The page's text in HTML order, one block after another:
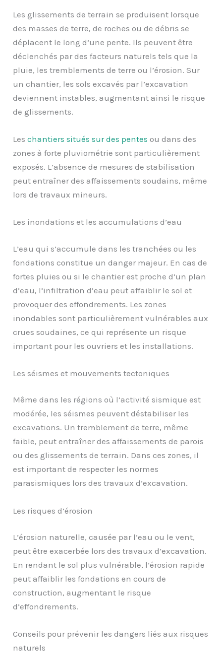
Les glissements de terrain se produisent lorsque
des masses de terre, de roches ou de débris se
déplacent le long d’une pente. Ils peuvent être
déclenchés par des facteurs naturels tels que la
pluie, les tremblements de terre ou l’érosion. Sur
un chantier, les sols excavés par l’excavation
deviennent instables, augmentant ainsi le risque
de glissements.
Leschantiers situés sur des pentes ou dans des
zones à forte pluviométrie sont particulièrement
exposés. L’absence de mesures de stabilisation
peut entraîner des affaissements soudains, même
lors de travaux mineurs.
Les inondations et les accumulations d’eau
L’eau qui s’accumule dans les tranchées ou les
fondations constitue un danger majeur. En cas de
fortes pluies ou si le chantier est proche d’un plan
d’eau, l’infiltration d’eau peut affaiblir le sol et
provoquer des effondrements. Les zones
inondables sont particulièrement vulnérables aux
crues soudaines, ce qui représente un risque
important pour les ouvriers et les installations.
Les séismes et mouvements tectoniques
Même dans les régions où l’activité sismique est
modérée, les séismes peuvent déstabiliser les
excavations. Un tremblement de terre, même
faible, peut entraîner des affaissements de parois
ou des glissements de terrain. Dans ces zones, il
est important de respecter les normes
parasismiques lors des travaux d’excavation.
Les risques d’érosion
L’érosion naturelle, causée par l’eau ou le vent,
peut être exacerbée lors des travaux d’excavation.
En rendant le sol plus vulnérable, l’érosion rapide
peut affaiblir les fondations en cours de
construction, augmentant le risque
d’effondrements.
Conseils pour prévenir les dangers liés aux risques
naturels